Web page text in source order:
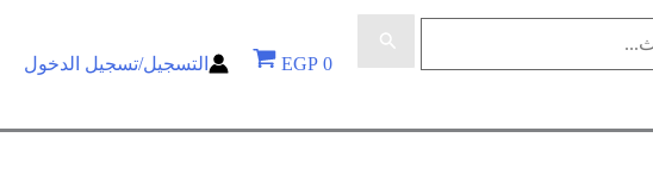
0
EGP التسجيل/تسجيل الدخول